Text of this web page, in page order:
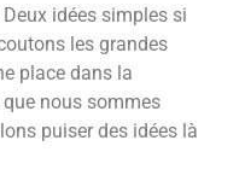
idées simples si
les grandes
place dans la
nous sommes
puiser des idées là